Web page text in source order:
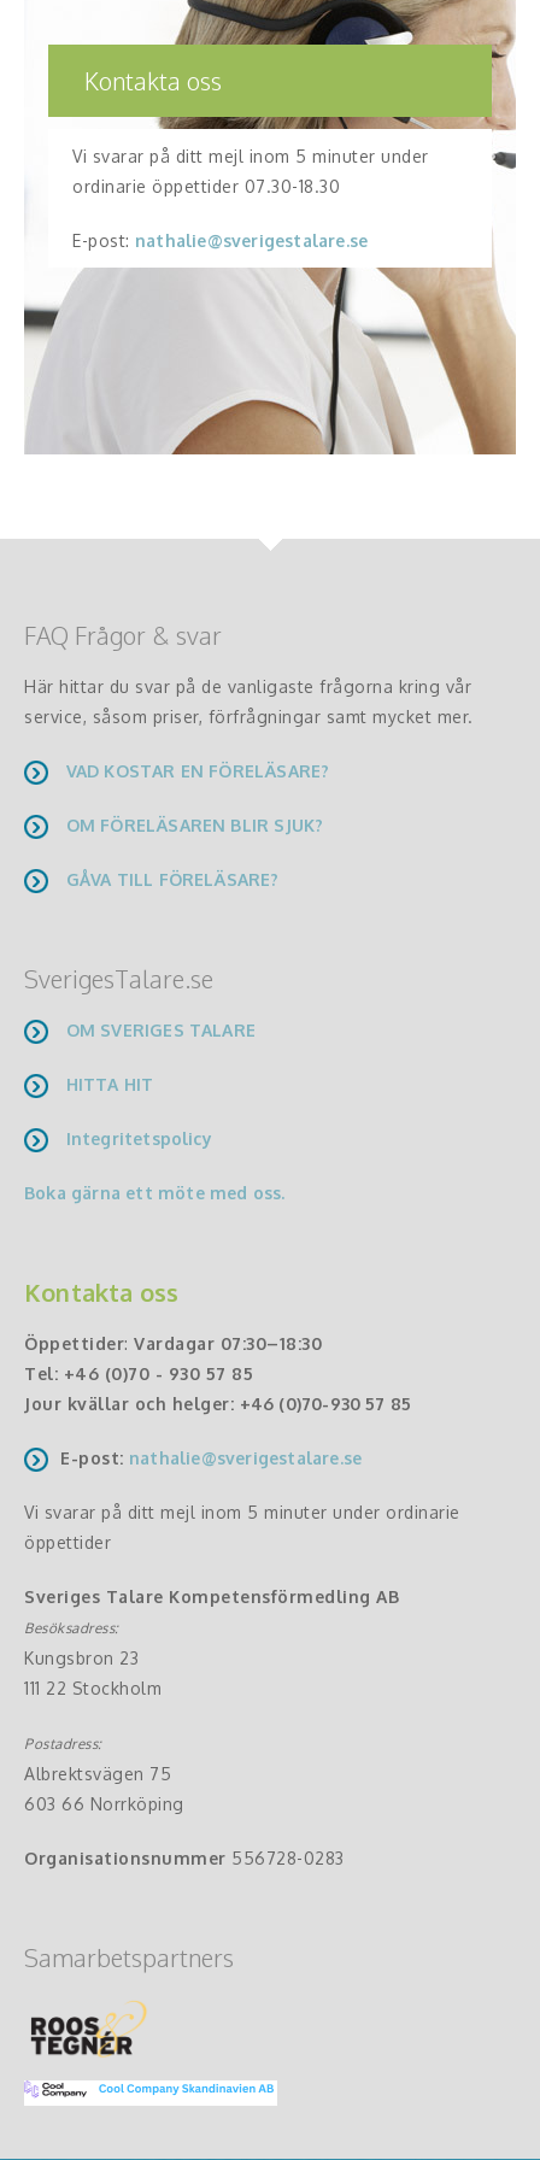
Kontakta oss
Vi svarar på ditt mejl inom 5 minuter under
ordinarie öppettider 07.30-18.30
E-post: nathalie@sverigestalare.se
FAQ Frågor & svar
Här hittar du svar på de vanligaste frågorna kring vår
service, såsom priser, förfrågningar samt mycket mer.
VAD KOSTAR EN FÖRELÄSARE?
OM FÖRELÄSAREN BLIR SJUK?
GÅVA TILL FÖRELÄSARE?
SverigesTalare.se
OM SVERIGES TALARE
HITTA HIT
Integritetspolicy
Boka gärna ett möte med oss.
Kontakta oss
Öppettider: Vardagar 07:30–18:30
Tel: +46 (0)70 - 930 57 85
Jour kvällar och helger: +46 (0)70-930 57 85
E-post: nathalie@sverigestalare.se
Vi svarar på ditt mejl inom 5 minuter under ordinarie
öppettider
Sveriges Talare Kompetensförmedling AB
Besöksadress:
Kungsbron 23
111 22 Stockholm
Postadress:
Albrektsvägen 75
603 66 Norrköping
Organisationsnummer 556728-0283
Samarbetspartners